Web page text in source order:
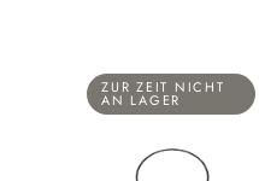
ZUR ZEIT NICHT
AN LAGER